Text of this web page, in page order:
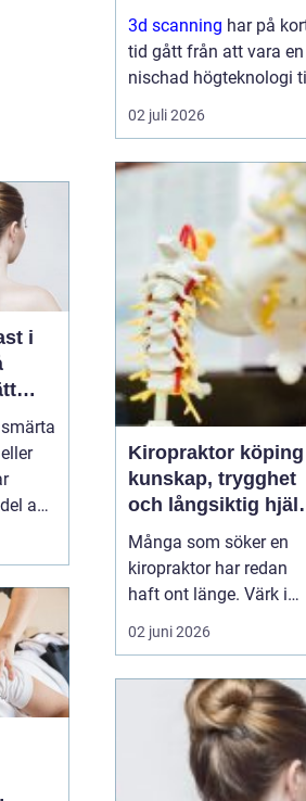
i
av
3d scanning har på
tid gått från att vara en
nischad högteknologi
ett praktiskt verktyg för
företag, fastighetsägare
verkligheten med laser
och kamera skapas...
02 juli 2026
Kiropraktor köping
kunskap, trygghet
och långsiktig
för ryggen
Många som söker en
kiropraktor har redan
haft ont länge. Värk i
rygg, nacke eller huvud
blir lätt en del av
låser sig helt eller
smärtan gör det svårt
jobba, sova eller träna.
För den som letar efter
02 juni 2026